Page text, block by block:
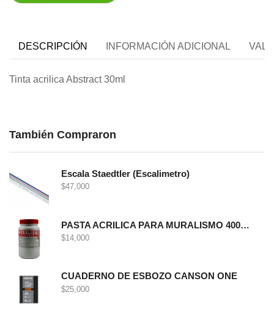
DESCRIPCIÓN INFORMACIÓN ADICIONAL
Tinta acrilica Abstract 30ml
También Compraron
Escala Staedtler (Escalimetro)
$47,000
PASTA ACRILICA PARA MURALISMO 400 GRS
$14,000
CUADERNO DE ESBOZO CANSON ONE
$25,000